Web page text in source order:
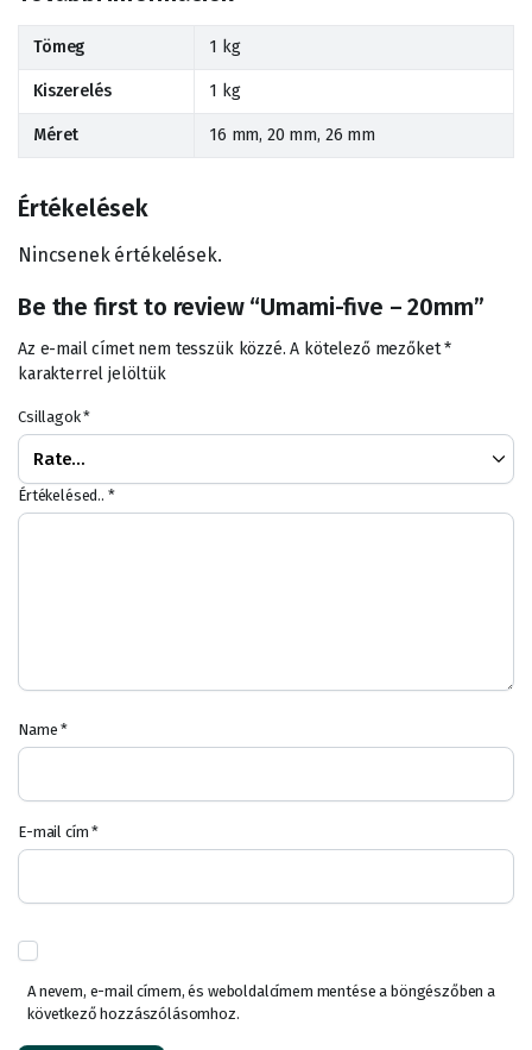
Tömeg 1 kg
Kiszerelés 1 kg
Méret 16 mm, 20 mm, 26 mm
Értékelések
Nincsenek értékelések.
Be the first to review “Umami-five – 20mm”
Az e-mail címet nem tesszük közzé. A kötelező mezőket*
karakterrel jelöltük
Csillagok*
Értékelésed.. *
Name*
E-mail cím*
A nevem, e-mail címem, és weboldalcímem mentése a böngészőben a
következő hozzászólásomhoz.